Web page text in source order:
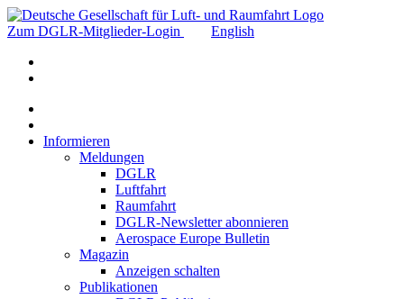
Zum DGLR-Mitglieder-Login English
Informieren
Meldungen
DGLR
Luftfahrt
Raumfahrt
DGLR-Newsletter abonnieren
Aerospace Europe Bulletin
Magazin
Anzeigen schalten
Publikationen